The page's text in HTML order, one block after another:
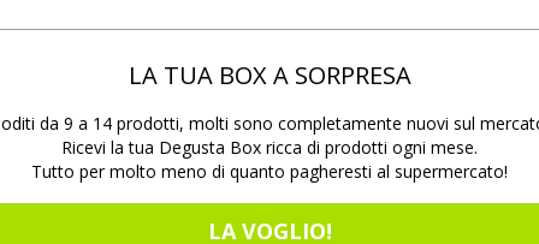
LA TUA BOX A SORPRESA
da 9 a 14 prodotti, molti sono completamente nuovi sul
Ricevi la tua Degusta Box ricca di prodotti ogni mese.
Tutto per molto meno di quanto pagheresti al supermercato!
LA VOGLIO!